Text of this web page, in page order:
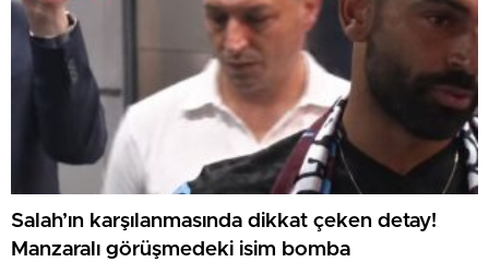
Salah’ın karşılanmasında dikkat çeken detay!
Manzaralı görüşmedeki isim bomba